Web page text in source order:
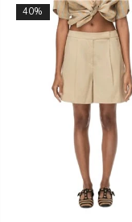
40%